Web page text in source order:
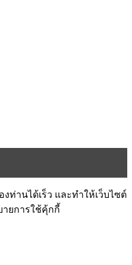
ท่านได้เร็ว และทำให้เว็บไซต์
ายการใช้คุ้กกี้